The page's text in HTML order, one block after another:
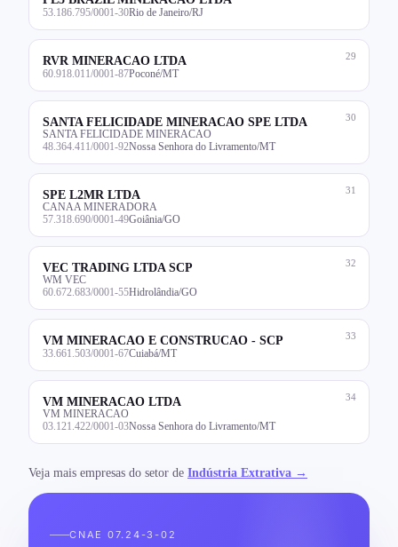
53.186.795/0001-30Rio de Janeiro/RJ
29
RVR MINERACAO LTDA
60.918.011/0001-87Poconé/MT
30
SANTA FELICIDADE MINERACAO SPE LTDA
SANTA FELICIDADE MINERACAO
48.364.411/0001-92Nossa Senhora do Livramento/MT
31
SPE L2MR LTDA
CANAA MINERADORA
57.318.690/0001-49Goiânia/GO
32
VEC TRADING LTDA SCP
WM VEC
60.672.683/0001-55Hidrolândia/GO
33
VM MINERACAO E CONSTRUCAO - SCP
33.661.503/0001-67Cuiabá/MT
34
VM MINERACAO LTDA
VM MINERACAO
03.121.422/0001-03Nossa Senhora do Livramento/MT
Veja mais empresas do setor de Indústria Extrativa →
CNAE 07.24-3-02